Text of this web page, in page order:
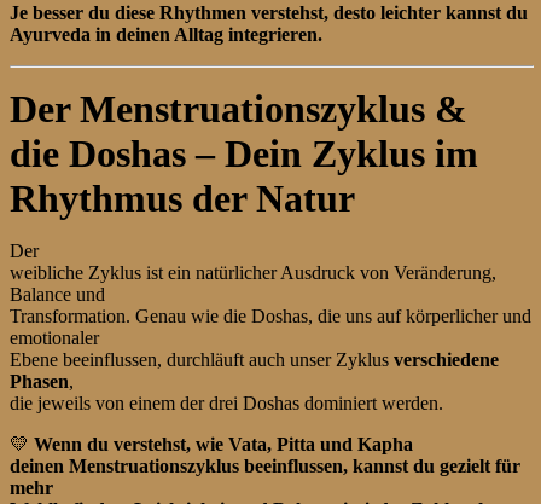
Je besser du diese Rhythmen verstehst, desto leichter kannst du
Ayurveda in deinen Alltag integrieren.
Der Menstruationszyklus &
die Doshas – Dein Zyklus im
Rhythmus der Natur
Der
weibliche Zyklus ist ein natürlicher Ausdruck von Veränderung,
Balance und
Transformation. Genau wie die Doshas, die uns auf körperlicher und
emotionaler
Ebene beeinflussen, durchläuft auch unser Zyklus verschiedene
Phasen,
die jeweils von einem der drei Doshas dominiert werden.
💛 Wenn du verstehst, wie Vata, Pitta und Kapha
deinen Menstruationszyklus beeinflussen, kannst du gezielt für
mehr